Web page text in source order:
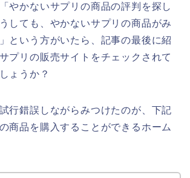
やかないサプリの商品の評判を探し
しても、やかないサプリの商品がみ
という方がいたら、記事の最後に紹
プリの販売サイトをチェックされて
ょうか？
行錯誤しながらみつけたのが、下記
商品を購入することができるホーム